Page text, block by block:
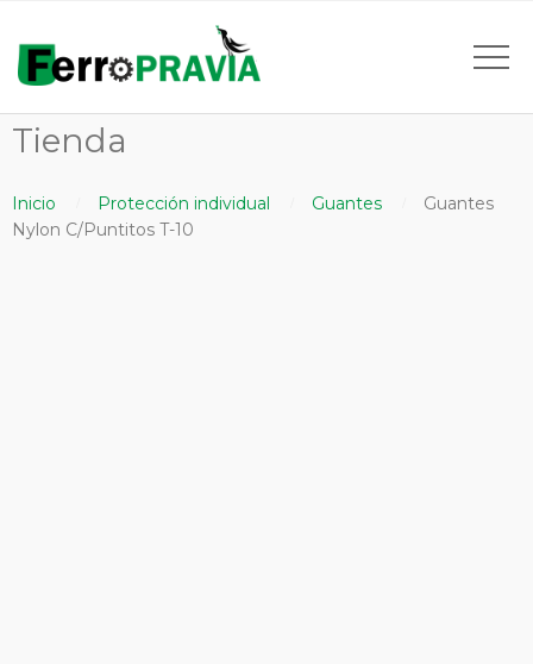
Tienda
Inicio Protección individual Guantes
Guantes
Nylon C/Puntitos T-10